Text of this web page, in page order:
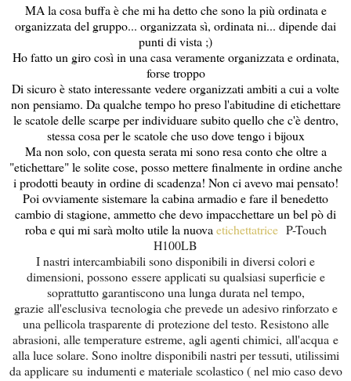
MA la cosa buffa è che mi ha detto che sono la più ordinata e
organizzata del gruppo... organizzata sì, ordinata ni... dipende dai
punti di vista ;)
Ho fatto un giro così in una casa veramente organizzata e ordinata,
forse troppo
Di sicuro è stato interessante vedere organizzati ambiti a cui a volte
non pensiamo. Da qualche tempo ho preso l'abitudine di etichettare
le scatole delle scarpe per individuare subito quello che c'è dentro,
stessa cosa per le scatole che uso dove tengo i bijoux
Ma non solo, con questa serata mi sono resa conto che oltre a
"etichettare" le solite cose, posso mettere finalmente in ordine anche
i prodotti beauty in ordine di scadenza! Non ci avevo mai pensato!
Poi ovviamente sistemare la cabina armadio e fare il benedetto
cambio di stagione, ammetto che devo impacchettare un bel pò di
roba e qui mi sarà molto utile la nuova etichettatrice P-Touch
H100LB
I nastri intercambiabili sono disponibili in diversi colori e
dimensioni, possono essere applicati su qualsiasi superficie e
soprattutto garantiscono una lunga durata nel tempo,
grazie all'esclusiva tecnologia che prevede un adesivo rinforzato e
una pellicola trasparente di protezione del testo. Resistono alle
abrasioni, alle temperature estreme, agli agenti chimici, all'acqua e
alla luce solare. Sono inoltre disponibili nastri per tessuti, utilissimi
da applicare su indumenti e materiale scolastico ( nel mio caso devo